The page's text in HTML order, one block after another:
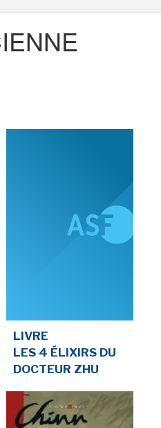
DE J.R.R. TOLKIEN
ACTUSF
LIVRE
LES 4 ÉLIXIRS DU
DOCTEUR ZHU